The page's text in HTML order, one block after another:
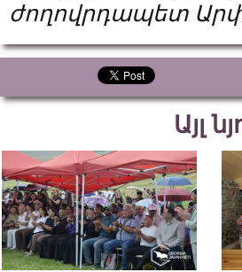
ժողովրդապետ
Այլ